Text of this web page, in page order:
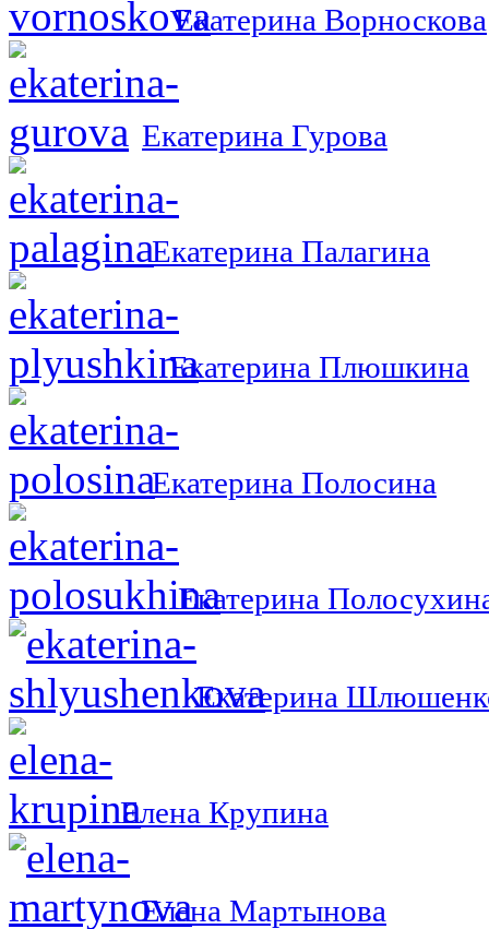
Екатерина Ворноскова
Екатерина Гурова
Екатерина Палагина
Екатерина Плюшкина
Екатерина Полосина
Екатерина
Екатерина
Елена Крупина
Елена Мартынова